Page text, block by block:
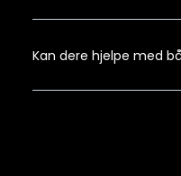
Kan dere hjelpe med